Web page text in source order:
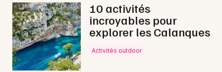
10 activités
incroyables pour
explorer les Calanques
Activités outdoor